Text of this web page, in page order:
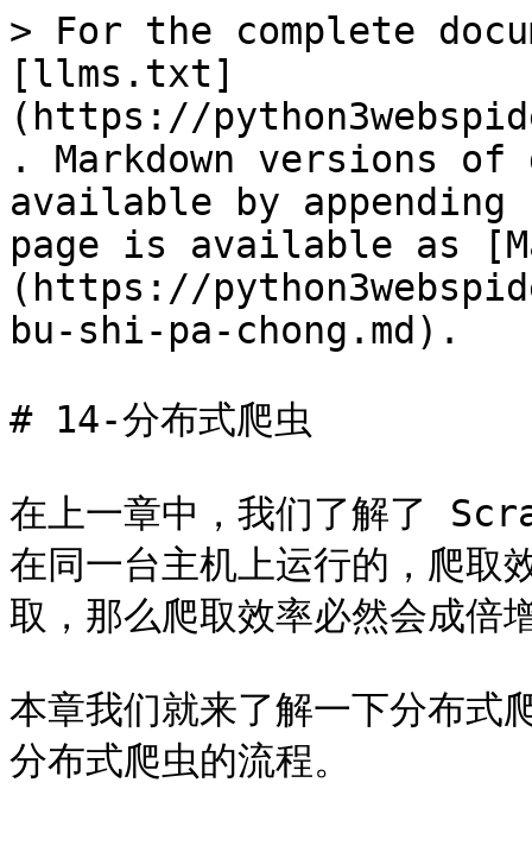
> For the complete
[llms.txt]
(https://
. Markdown versions of
available by
page is available as
(https://
bu-shi-pa-chong.md).
# 14-分布式爬虫
在上一章中，我们了解了
在同一台主机上运行的，爬取
取，那么爬取效率必然会成倍
本章我们就来了解一下分布